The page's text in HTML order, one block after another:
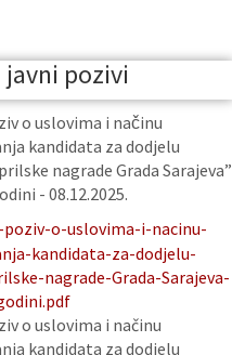
pozivi
o uslovima i načinu
kandidata za dodjelu
nagrade Grada Sarajeva”
- 08.12.2025.
poziv-o-uslovima-i-nacinu-
kandidata-za-dodjelu-
nagrade-Grada-Sarajeva-
o uslovima i načinu
kandidata za dodjelu